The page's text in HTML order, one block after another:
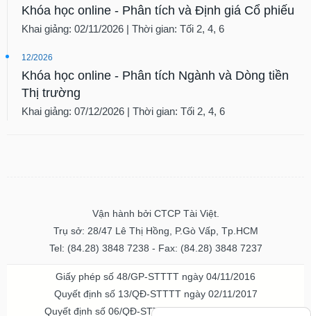
Khóa học online - Phân tích và Định giá Cổ phiếu
Khai giảng: 02/11/2026 | Thời gian: Tối 2, 4, 6
12/2026
Khóa học online - Phân tích Ngành và Dòng tiền
Thị trường
Khai giảng: 07/12/2026 | Thời gian: Tối 2, 4, 6
Vận hành bởi CTCP Tài Việt.
Trụ sở: 28/47 Lê Thị Hồng, P.Gò Vấp, Tp.HCM
Tel: (84.28) 3848 7238 - Fax: (84.28) 3848 7237
Giấy phép số 48/GP-STTTT ngày 04/11/2016
Quyết định số 13/QĐ-STTTT ngày 02/11/2017
Quyết định số 06/QĐ-STTTT-ICP ngày 20/07/2023